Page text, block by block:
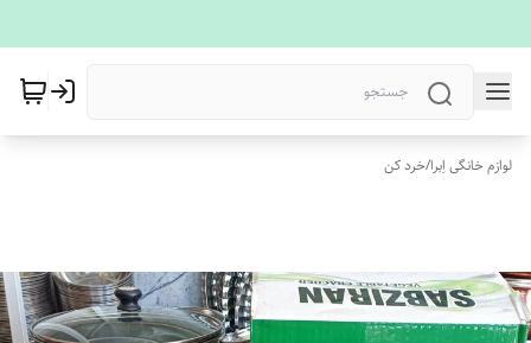
لوازم خانگی اِبرا/خرد کن